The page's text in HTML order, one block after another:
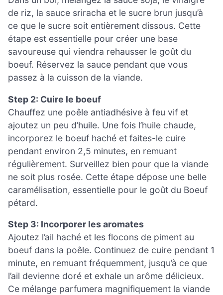
de riz, la sauce sriracha et le sucre brun jusqu’à
ce que le sucre soit entièrement dissous. Cette
étape est essentielle pour créer une base
savoureuse qui viendra rehausser le goût du
boeuf. Réservez la sauce pendant que vous
passez à la cuisson de la viande.
Step 2: Cuire le boeuf
Chauffez une poêle antiadhésive à feu vif et
ajoutez un peu d’huile. Une fois l’huile chaude,
incorporez le boeuf haché et faites-le cuire
pendant environ 2,5 minutes, en remuant
régulièrement. Surveillez bien pour que la viande
ne soit plus rosée. Cette étape dépose une belle
caramélisation, essentielle pour le goût du Boeuf
pétard.
Step 3: Incorporer les aromates
Ajoutez l’ail haché et les flocons de piment au
boeuf dans la poêle. Continuez de cuire pendant 1
minute, en remuant fréquemment, jusqu’à ce que
l’ail devienne doré et exhale un arôme délicieux.
Ce mélange parfumera magnifiquement la viande